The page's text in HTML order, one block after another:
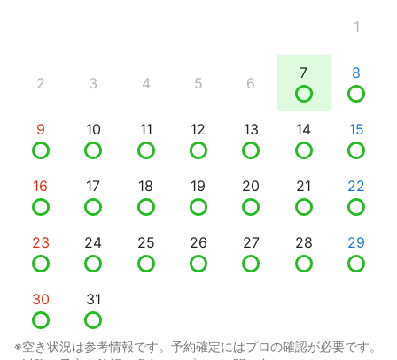
1
2 3 4 5 6
7 8
9 10 11 12 13 14 15
16 17 18 19 20 21 22
23 24 25 26 27 28 29
30 31
※空き状況は参考情報です。予約確定にはプロの確認が必要です。